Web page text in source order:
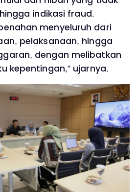
indikasi fraud.
menyeluruh dari
pelaksanaan, hingga
dengan melibatkan
kepentingan,” ujarnya.